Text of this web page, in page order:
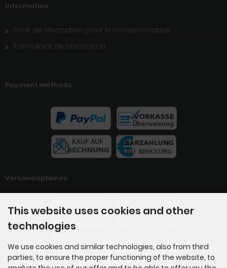
Information
Droit de révocation pour le consommateur
Formulaire de révocation
Payment methods
Versandoptionen
This website uses cookies and other
technologies
We use cookies and similar technologies, also from third
parties, to ensure the proper functioning of the website, to